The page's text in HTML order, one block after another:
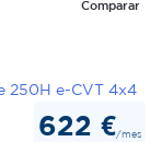
Comparar
622 €/mes